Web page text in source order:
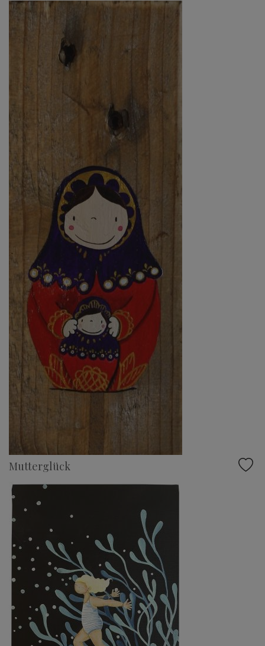
Mutterglück